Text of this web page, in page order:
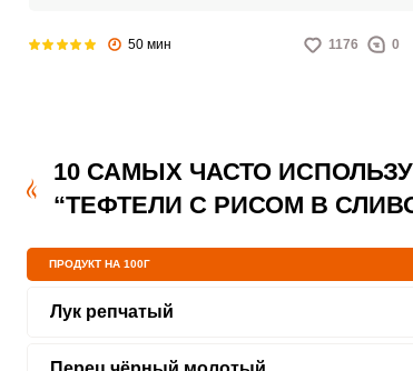
50 мин 1176 0
10 САМЫХ ЧАСТО
“ТЕФТЕЛИ С РИСОМ В
ПРОДУКТ НА 100Г
Лук репчатый